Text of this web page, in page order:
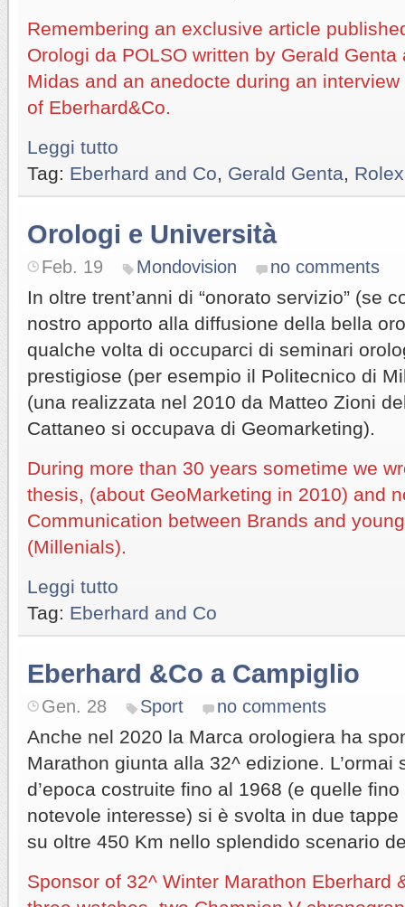
Remembering an exclusive article
Orologi da POLSO written by Gerald
Midas and an anedocte during an
of Eberhard&Co.
Leggi tutto
Tag: Eberhard and Co Gerald Genta Rolex
Orologi e Università
Feb. 19 Mondovision no comments
In oltre trent’anni di “onorato servizio” (se
nostro apporto alla diffusione della bella
qualche volta di occuparci di seminari
prestigiose (per esempio il Politecnico di
(una realizzata nel 2010 da Matteo Zioni
Cattaneo si occupava di Geomarketing).
During more than 30 years sometime we
thesis, (about GeoMarketing in 2010) and
Communication between Brands and
(Millenials).
Leggi tutto
Tag: Eberhard and Co
Eberhard &Co a Campiglio
Gen. 28 Sport no comments
Anche nel 2020 la Marca orologiera ha
Marathon giunta alla 32^ edizione. L’ormai
d’epoca costruite fino al 1968 (e quelle
notevole interesse) si è svolta in due
su oltre 450 Km nello splendido scenario
Sponsor of 32^ Winter Marathon Eberhard